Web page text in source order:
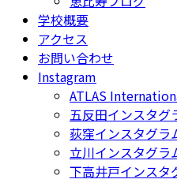
学校概要
アクセス
お問い合わせ
Instagram
ATLAS
五反田インスタグ
荻窪インスタグラ
立川インスタグラ
下高井戸インスタ